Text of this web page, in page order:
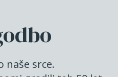
naše srce.